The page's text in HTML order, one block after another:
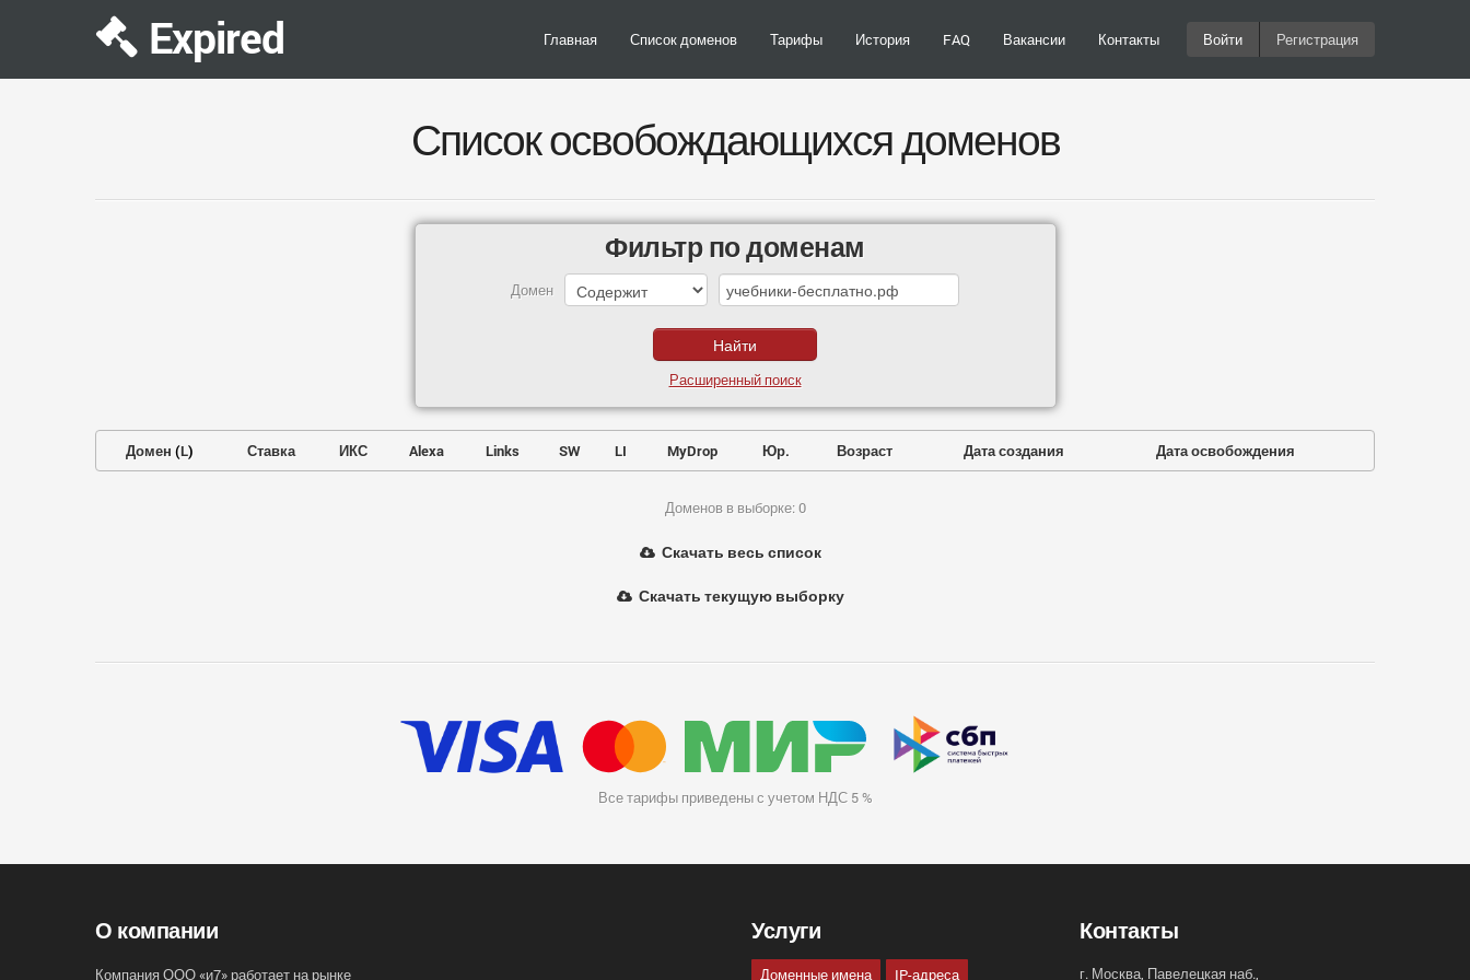
Expired Главная Список доменов Тарифы История FAQ Вакансии Контакты Войти Регистрация
Список освобождающихся доменов
Фильтр по доменам
Домен
Расширенный поиск
Домен (L) Ставка ИКС Alexa Links SW LI MyDrop Юр. Возраст Дата создания Дата освобождения
Доменов в выборке: 0
Скачать весь список
Скачать текущую выборку
Все тарифы приведены с учетом НДС 5 %
О компании
Компания ООО «и7» работает на рынке
Услуги
Доменные имена IP-адреса
Контакты
г. Москва, Павелецкая наб.,